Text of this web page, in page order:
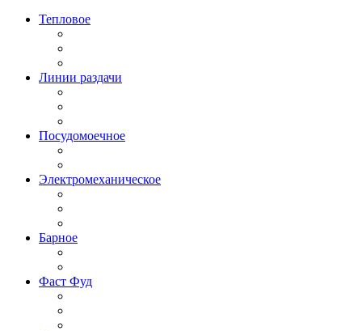
Тепловое
Линии раздачи
Посудомоечное
Электромеханическое
Барное
Фаст Фуд